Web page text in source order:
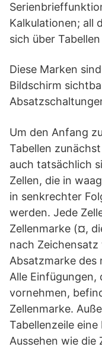
Kalkulationen; all
sich über
Diese Marken
Bildschirm
Um den Anfang
Tabellen
auch tatsächlich
Zellen, die in
in senkrechter
werden. Jede
Zellenmarke (¤,
nach
Absatzmarke des
Alle Einfügungen,
vornehmen,
Zellenmarke.
Tabellenzeile
Aussehen wie die